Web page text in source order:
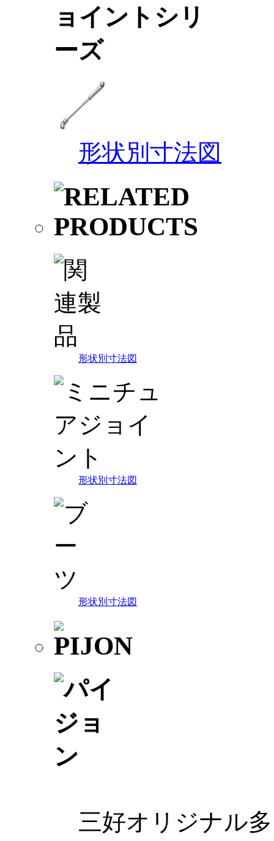
形状別寸法図
形状別寸法図
形状別寸法図
形状別寸法図
三好オリジナル